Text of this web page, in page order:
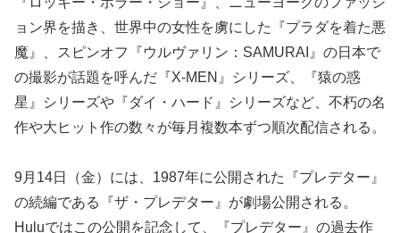
ョン界を描き、世界中の女性を虜にした『プラダを着た悪
魔』、スピンオフ『ウルヴァリン：SAMURAI』の日本で
の撮影が話題を呼んだ『X-MEN』シリーズ、『猿の惑
星』シリーズや『ダイ・ハード』シリーズなど、不朽の名
作や大ヒット作の数々が毎月複数本ずつ順次配信される。
9月14日（金）には、1987年に公開された『プレデター』
の続編である『ザ・プレデター』が劇場公開される。
Huluではこの公開を記念して、『プレデター』の過去作